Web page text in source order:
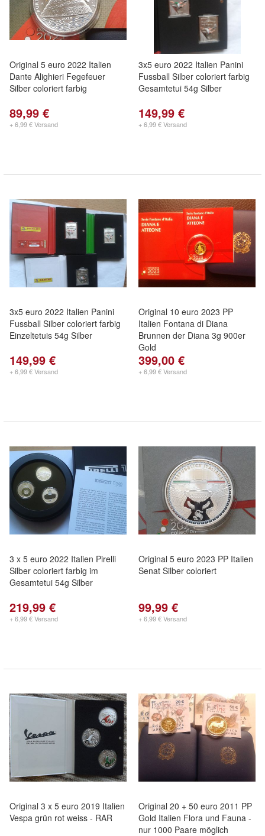
Original 5 euro 2022 Italien
Dante Alighieri Fegefeuer
Silber coloriert farbig
89,99 €
+ 6,99 € Versand
3x5 euro 2022 Italien Panini
Fussball Silber coloriert farbig
Gesamtetui 54g Silber
149,99 €
+ 6,99 € Versand
3x5 euro 2022 Italien Panini
Fussball Silber coloriert farbig
Einzeltetuis 54g Silber
149,99 €
+ 6,99 € Versand
Original 10 euro 2023 PP
Italien Fontana di Diana
Brunnen der Diana 3g 900er
Gold
399,00 €
+ 6,99 € Versand
3 x 5 euro 2022 Italien Pirelli
Silber coloriert farbig im
Gesamtetui 54g Silber
219,99 €
+ 6,99 € Versand
Original 5 euro 2023 PP Italien
Senat Silber coloriert
99,99 €
+ 6,99 € Versand
Original 3 x 5 euro 2019 Italien
Vespa grün rot weiss - RAR
Original 20 + 50 euro 2011 PP
Gold Italien Flora und Fauna -
nur 1000 Paare möglich